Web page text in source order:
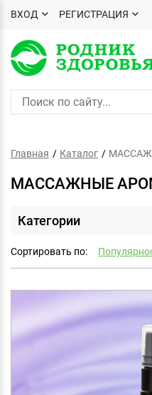
ВХОД РЕГИСТРАЦИЯ
Главная Каталог
МАССАЖНЫЕ
Категории
Сортировать по: